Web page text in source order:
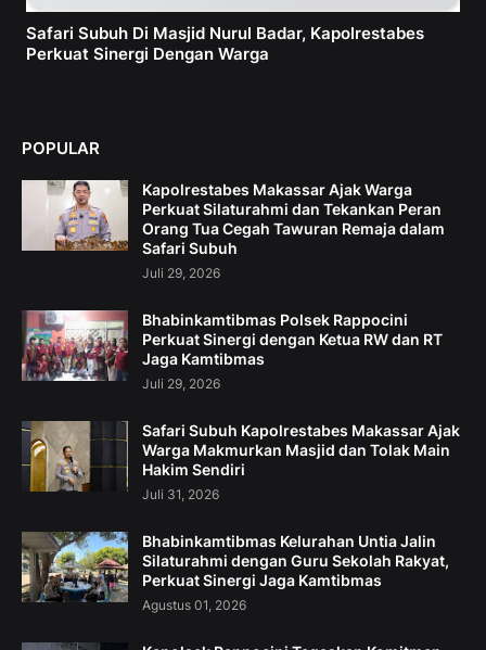
Safari Subuh Di Masjid Nurul Badar, Kapolrestabes
Perkuat Sinergi Dengan Warga
POPULAR
Kapolrestabes Makassar Ajak Warga
Perkuat Silaturahmi dan Tekankan Peran
Orang Tua Cegah Tawuran Remaja dalam
Safari Subuh
Juli 29, 2026
Bhabinkamtibmas Polsek Rappocini
Perkuat Sinergi dengan Ketua RW dan RT
Jaga Kamtibmas
Juli 29, 2026
Safari Subuh Kapolrestabes Makassar Ajak
Warga Makmurkan Masjid dan Tolak Main
Hakim Sendiri
Juli 31, 2026
Bhabinkamtibmas Kelurahan Untia Jalin
Silaturahmi dengan Guru Sekolah Rakyat,
Perkuat Sinergi Jaga Kamtibmas
Agustus 01, 2026